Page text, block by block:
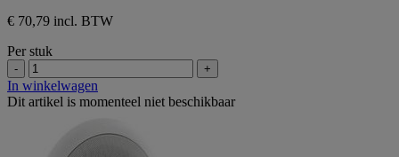
€ 70,79 incl. BTW
Per stuk
- +
In winkelwagen
Dit artikel is momenteel niet beschikbaar